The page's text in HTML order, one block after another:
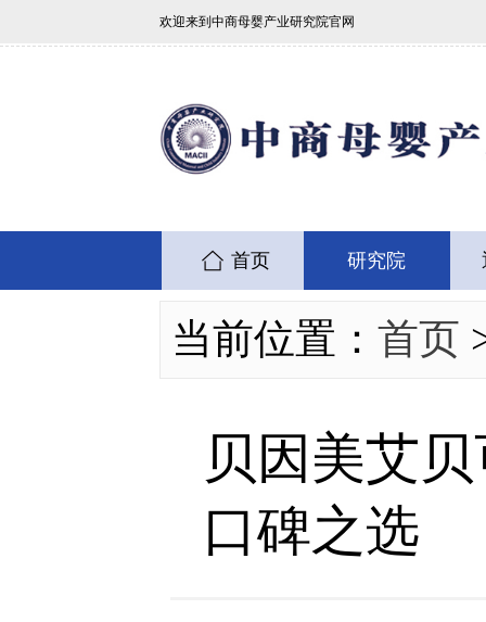
欢迎来到中商母婴产业研究院官网
首页 研究院
当前位置： 首页
贝因美艾
口碑之选